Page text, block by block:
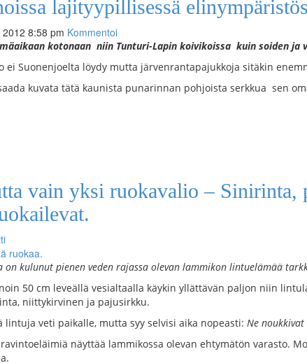
lajityypillisessä
2012 8:58 pm Kommentoi
kotonaan niin Tunturi-Lapin koivikoissa kuin soiden ja
Suonenjoelta löydy mutta järvenrantapajukkoja sitäkin
kuvata tätä kaunista punarinnan pohjoista serkkua sen
vain yksi ruokavalio – Sinirinta,
on kulunut pienen veden rajassa olevan lammikon lintuelämää
50 cm leveällä vesialtaalla käykin yllättävän paljon niin
niittykirvinen ja pajusirkku.
veti paikalle, mutta syy selvisi aika nopeasti: Ne
näyttää lammikossa olevan ehtymätön varasto.